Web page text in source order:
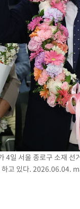
4일 서울 종로구 소재 선
하고 있다. 2026.06.04.